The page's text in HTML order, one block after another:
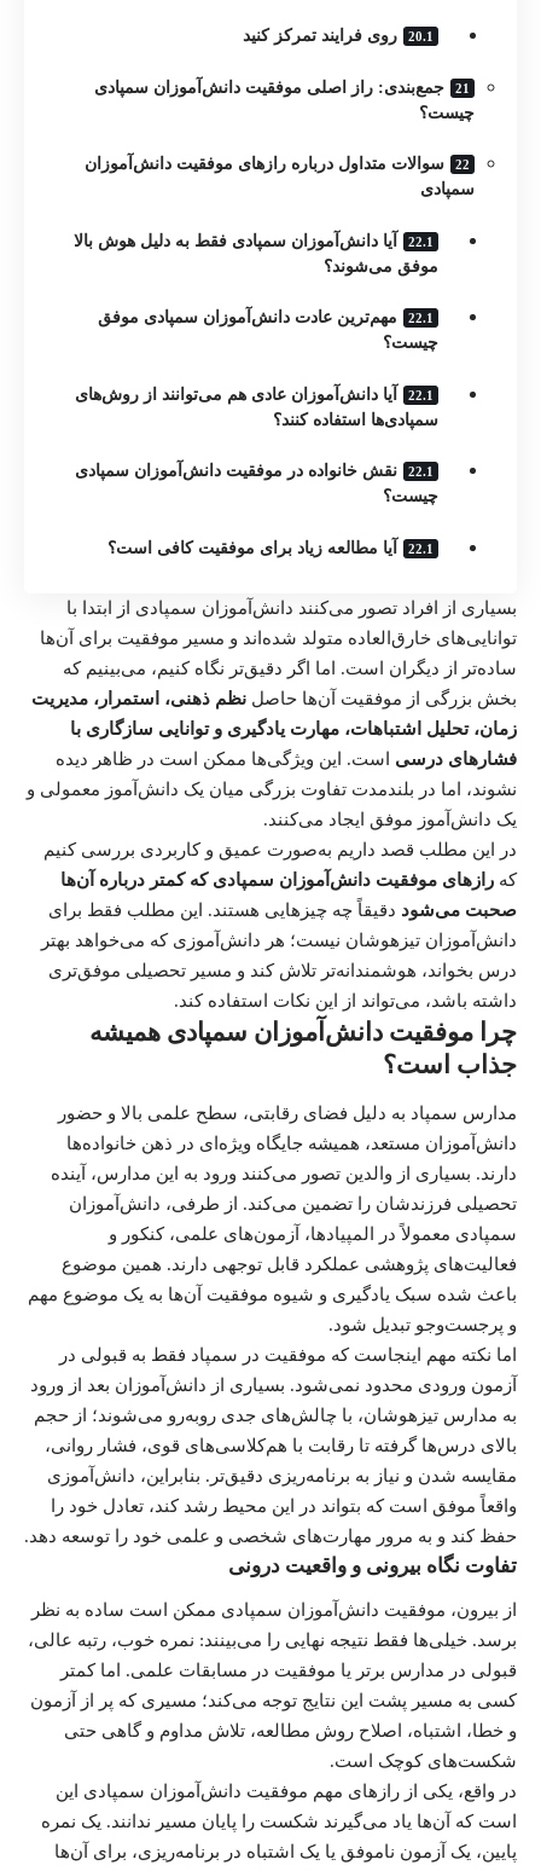
روی فرایند تمرکز کنید
جمع‌بندی: راز اصلی موفقیت دانش‌آموزان سمپادی
چیست؟
سوالات متداول درباره رازهای موفقیت دانش‌آموزان
سمپادی
آیا دانش‌آموزان سمپادی فقط به دلیل هوش بالا
موفق می‌شوند؟
مهم‌ترین عادت دانش‌آموزان سمپادی موفق
چیست؟
آیا دانش‌آموزان عادی هم می‌توانند از روش‌های
سمپادی‌ها استفاده کنند؟
نقش خانواده در موفقیت دانش‌آموزان سمپادی
چیست؟
آیا مطالعه زیاد برای موفقیت کافی است؟
بسیاری از افراد تصور می‌کنند دانش‌آموزان سمپادی از ابتدا با
توانایی‌های خارق‌العاده متولد شده‌اند و مسیر موفقیت برای آن‌ها
ساده‌تر از دیگران است. اما اگر دقیق‌تر نگاه کنیم، می‌بینیم که
بخش بزرگی از موفقیت آن‌ها حاصل نظم ذهنی، استمرار، مدیریت
زمان، تحلیل اشتباهات، مهارت یادگیری و توانایی سازگاری با
فشارهای درسی است. این ویژگی‌ها ممکن است در ظاهر دیده
نشوند، اما در بلندمدت تفاوت بزرگی میان یک دانش‌آموز معمولی و
یک دانش‌آموز موفق ایجاد می‌کنند.
در این مطلب قصد داریم به‌صورت عمیق و کاربردی بررسی کنیم
که رازهای موفقیت دانش‌آموزان سمپادی که کمتر درباره آن‌ها
صحبت می‌شود دقیقاً چه چیزهایی هستند. این مطلب فقط برای
دانش‌آموزان تیزهوشان نیست؛ هر دانش‌آموزی که می‌خواهد بهتر
درس بخواند، هوشمندانه‌تر تلاش کند و مسیر تحصیلی موفق‌تری
داشته باشد، می‌تواند از این نکات استفاده کند.
چرا موفقیت دانش‌آموزان سمپادی همیشه
جذاب است؟
مدارس سمپاد به دلیل فضای رقابتی، سطح علمی بالا و حضور
دانش‌آموزان مستعد، همیشه جایگاه ویژه‌ای در ذهن خانواده‌ها
دارند. بسیاری از والدین تصور می‌کنند ورود به این مدارس، آینده
تحصیلی فرزندشان را تضمین می‌کند. از طرفی، دانش‌آموزان
سمپادی معمولاً در المپیادها، آزمون‌های علمی، کنکور و
فعالیت‌های پژوهشی عملکرد قابل توجهی دارند. همین موضوع
باعث شده سبک یادگیری و شیوه موفقیت آن‌ها به یک موضوع مهم
و پرجست‌وجو تبدیل شود.
اما نکته مهم اینجاست که موفقیت در سمپاد فقط به قبولی در
آزمون ورودی محدود نمی‌شود. بسیاری از دانش‌آموزان بعد از ورود
به مدارس تیزهوشان، با چالش‌های جدی روبه‌رو می‌شوند؛ از حجم
بالای درس‌ها گرفته تا رقابت با هم‌کلاسی‌های قوی، فشار روانی،
مقایسه شدن و نیاز به برنامه‌ریزی دقیق‌تر. بنابراین، دانش‌آموزی
واقعاً موفق است که بتواند در این محیط رشد کند، تعادل خود را
حفظ کند و به مرور مهارت‌های شخصی و علمی خود را توسعه دهد.
تفاوت نگاه بیرونی و واقعیت درونی
از بیرون، موفقیت دانش‌آموزان سمپادی ممکن است ساده به نظر
برسد. خیلی‌ها فقط نتیجه نهایی را می‌بینند: نمره خوب، رتبه عالی،
قبولی در مدارس برتر یا موفقیت در مسابقات علمی. اما کمتر
کسی به مسیر پشت این نتایج توجه می‌کند؛ مسیری که پر از آزمون
و خطا، اشتباه، اصلاح روش مطالعه، تلاش مداوم و گاهی حتی
شکست‌های کوچک است.
در واقع، یکی از رازهای مهم موفقیت دانش‌آموزان سمپادی این
است که آن‌ها یاد می‌گیرند شکست را پایان مسیر ندانند. یک نمره
پایین، یک آزمون ناموفق یا یک اشتباه در برنامه‌ریزی، برای آن‌ها